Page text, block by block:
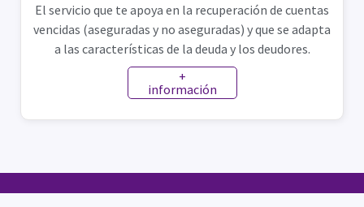
El servicio que te apoya en la recuperación de cuentas
vencidas (aseguradas y no aseguradas) y que se adapta
a las características de la deuda y los deudores.
+
información